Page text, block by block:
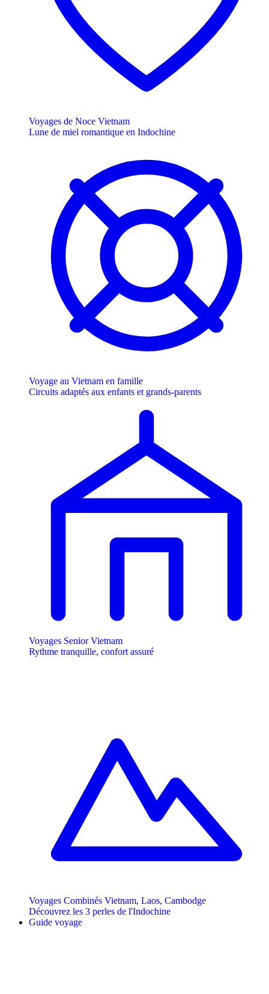
Voyages de Noce Vietnam
Lune de miel romantique en Indochine
Voyage au Vietnam en famille
Circuits adaptés aux enfants et grands-parents
Voyages Senior Vietnam
Rythme tranquille, confort assuré
Voyages Combinés Vietnam, Laos, Cambodge
Découvrez les 3 perles de l'Indochine
Guide voyage